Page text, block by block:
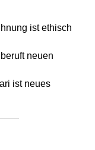
ist ethisch
neuen
ist neues